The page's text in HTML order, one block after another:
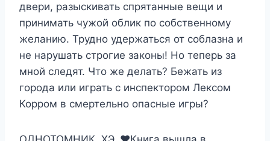
двери, разыскивать спрятанные вещи и
принимать чужой облик по собственному
желанию. Трудно удержаться от соблазна и
не нарушать строгие законы! Но теперь за
мной следят. Что же делать? Бежать из
города или играть с инспектором Лексом
Корром в смертельно опасные игры?